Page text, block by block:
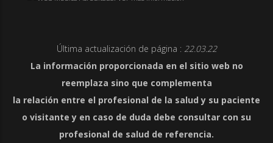
Última actualización de página : 22.03.22
La información proporcionada en el sitio web no
reemplaza sino que complementa
la relación entre el profesional de la salud y su paciente
o visitante y en caso de duda debe consultar con su
profesional de salud de referencia.